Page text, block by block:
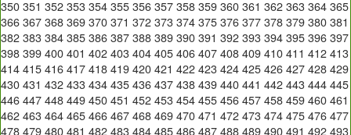
350 351 352 353 354 355 356 357 358 359 360 361 362 363 364 365
366 367 368 369 370 371 372 373 374 375 376 377 378 379 380 381
382 383 384 385 386 387 388 389 390 391 392 393 394 395 396 397
398 399 400 401 402 403 404 405 406 407 408 409 410 411 412 413
414 415 416 417 418 419 420 421 422 423 424 425 426 427 428 429
430 431 432 433 434 435 436 437 438 439 440 441 442 443 444 445
446 447 448 449 450 451 452 453 454 455 456 457 458 459 460 461
462 463 464 465 466 467 468 469 470 471 472 473 474 475 476 477
478 479 480 481 482 483 484 485 486 487 488 489 490 491 492 493